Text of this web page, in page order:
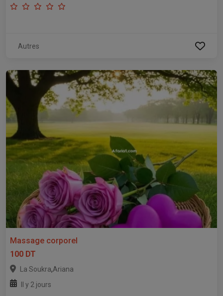
Autres
Massage corporel
100 DT
La Soukra,Ariana
Il y 2 jours